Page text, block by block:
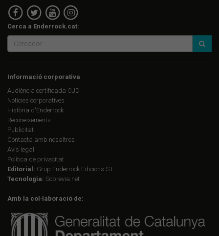
Cerca a Enderrock.cat:
Informació corporativa
Audiència certificada OJD
Notícies corporatives
Història d'Enderrock
Reconeixements
Publicitat
Contacta amb nosaltres
Avís legal
Política de privacitat
Editorial: Grup Enderrock Edicions S.L.
Tecnologia: Sobrevia.net
Amb la col·laboració de: